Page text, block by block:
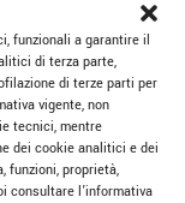
funzionali a garantire il
di terza parte,
di terze parti per
vigente, non
tecnici, mentre
dei cookie analitici e dei
funzioni, proprietà,
consultare l’informativa